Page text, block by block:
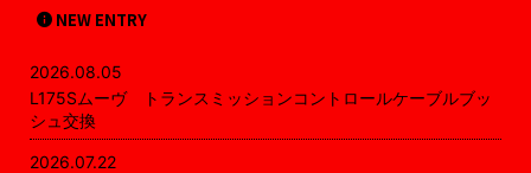
NEW ENTRY
2026.08.05
L175Sムーヴ トランスミッションコントロールケーブルブッ
シュ交換
2026.07.22